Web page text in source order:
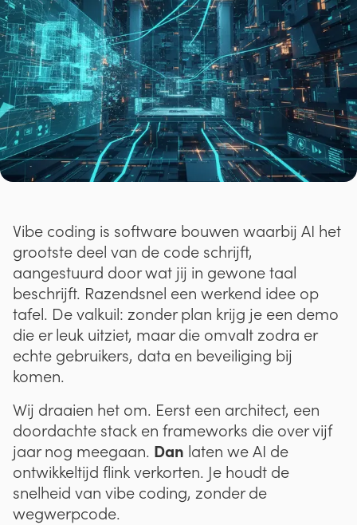
Vibe coding is software bouwen waarbij AI het
grootste deel van de code schrijft,
aangestuurd door wat jij in gewone taal
beschrijft. Razendsnel een werkend idee op
tafel. De valkuil: zonder plan krijg je een demo
die er leuk uitziet, maar die omvalt zodra er
echte gebruikers, data en beveiliging bij
komen.
Wij draaien het om. Eerst een architect, een
doordachte stack en frameworks die over vijf
jaar nog meegaan. Dan laten we AI de
ontwikkeltijd flink verkorten. Je houdt de
snelheid van vibe coding, zonder de
wegwerpcode.